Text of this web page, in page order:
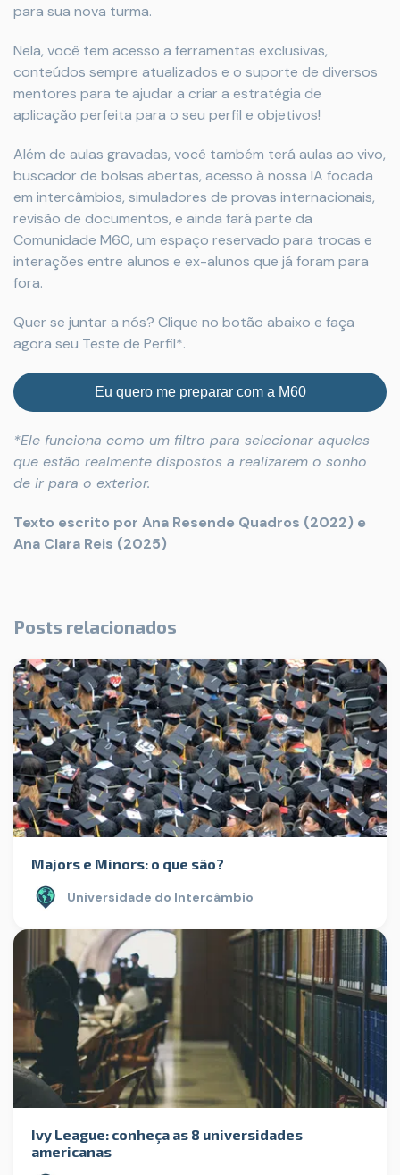
para sua nova turma.
Nela, você tem acesso a ferramentas exclusivas,
conteúdos sempre atualizados e o suporte de diversos
mentores para te ajudar a criar a estratégia de
aplicação perfeita para o seu perfil e objetivos!
Além de aulas gravadas, você também terá aulas ao vivo,
buscador de bolsas abertas, acesso à nossa IA focada
em intercâmbios, simuladores de provas internacionais,
revisão de documentos, e ainda fará parte da
Comunidade M60, um espaço reservado para trocas e
interações entre alunos e ex-alunos que já foram para
fora.
Quer se juntar a nós? Clique no botão abaixo e faça
agora seu Teste de Perfil*.
Eu quero me preparar com a M60
*Ele funciona como um filtro para selecionar aqueles
que estão realmente dispostos a realizarem o sonho
de ir para o exterior.
Texto escrito por Ana Resende Quadros (2022) e
Ana Clara Reis (2025)
Posts relacionados
Majors e Minors: o que são?
Universidade do Intercâmbio
Ivy League: conheça as 8 universidades
americanas